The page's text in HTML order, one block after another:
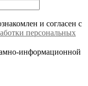
и согласен с
персональных
информационной